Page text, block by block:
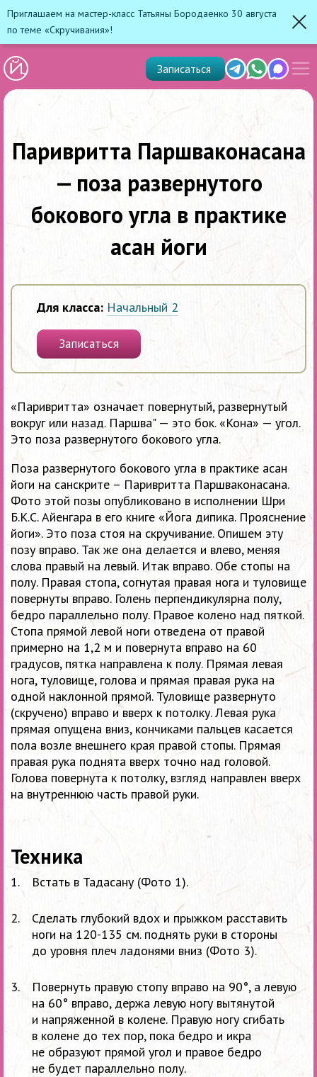
Приглашаем на мастер-класс Татьяны Бородаенко 30 августа
по теме «Скручивания»!
TelegramWhats'app
Max
Записаться
меню
Паривритта Паршваконасана
— поза развернутого
бокового угла в практике
асан йоги
Для класса: Начальный 2
Записаться
«Паривритта» означает повернутый, развернутый
вокруг или назад. Паршва" — это бок. «Кона» — угол.
Это поза развернутого бокового угла.
Поза развернутого бокового угла в практике асан
йоги на санскрите – Паривритта Паршваконасана.
Фото этой позы опубликовано в исполнении Шри
Б.К.С. Айенгара в его книге «Йога дипика. Прояснение
йоги». Это поза стоя на скручивание. Опишем эту
позу вправо. Так же она делается и влево, меняя
слова правый на левый. Итак вправо. Обе стопы на
полу. Правая стопа, согнутая правая нога и туловище
повернуты вправо. Голень перпендикулярна полу,
бедро параллельно полу. Правое колено над пяткой.
Стопа прямой левой ноги отведена от правой
примерно на 1,2 м и повернута вправо на 60
градусов, пятка направлена к полу. Прямая левая
нога, туловище, голова и прямая правая рука на
одной наклонной прямой. Туловище развернуто
(скручено) вправо и вверх к потолку. Левая рука
прямая опущена вниз, кончиками пальцев касается
пола возле внешнего края правой стопы. Прямая
правая рука поднята вверх точно над головой.
Голова повернута к потолку, взгляд направлен вверх
на внутреннюю часть правой руки.
Техника
Встать в Тадасану (Фото 1).
Сделать глубокий вдох и прыжком расставить
ноги на 120-135 см.поднять руки в стороны
до уровня плеч ладонями вниз (Фото 3).
Повернуть правую стопу вправо на 90°, а левую
на 60° вправо, держа левую ногу вытянутой
и напряженной в колене. Правую ногу сгибать
в колене до тех пор, пока бедро и икра
не образуют прямой угол и правое бедро
не будет параллельно полу.